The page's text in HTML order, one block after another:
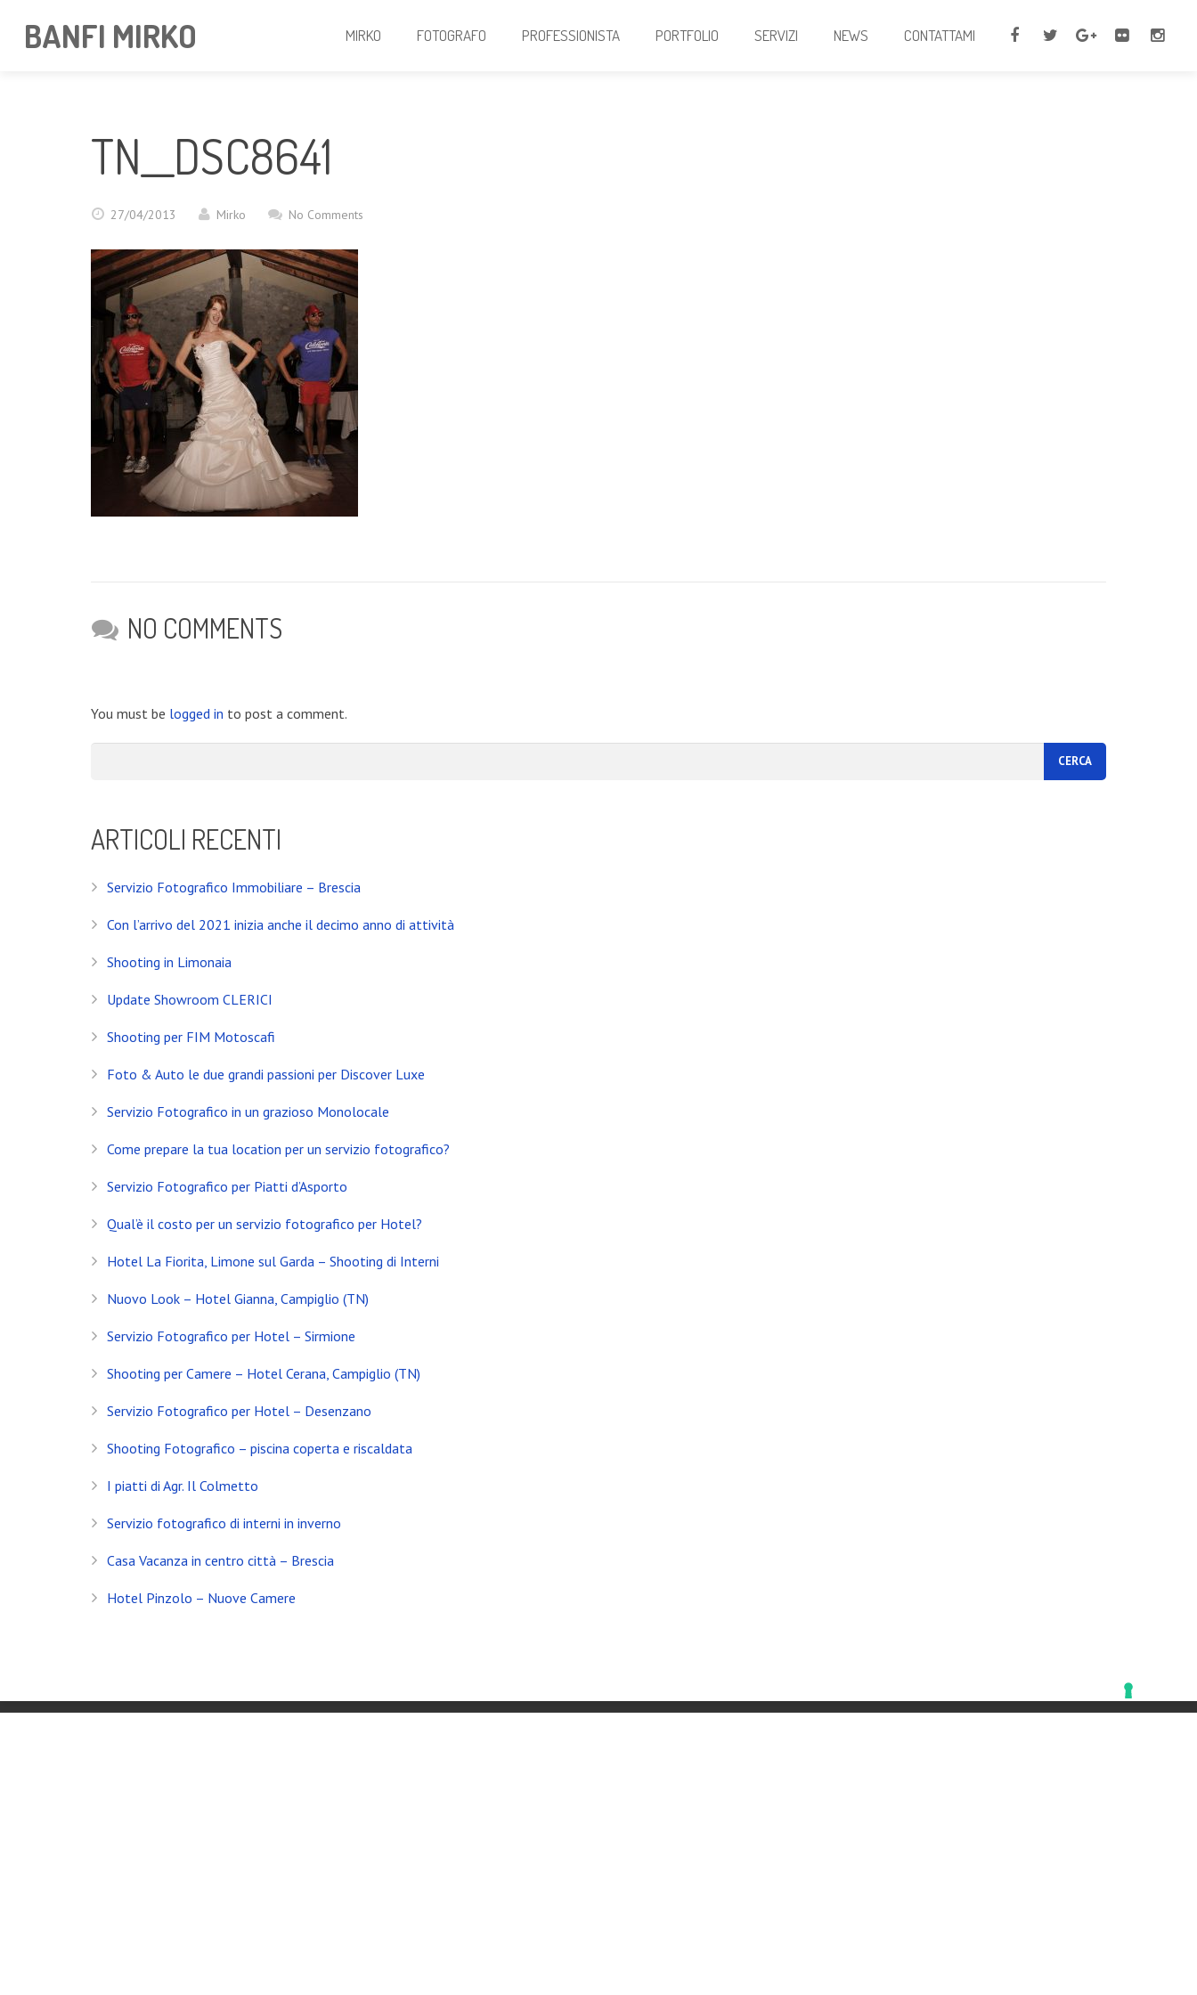
BANFI MIRKO MIRKO FOTOGRAFO PROFESSIONISTA PORTFOLIO SERVIZI NEWS CONTATTAMI
TN__DSC8641
27/04/2013 Mirko No Comments
NO COMMENTS
You must be logged in to post a comment.
ARTICOLI RECENTI
Servizio Fotografico Immobiliare – Brescia
Con l’arrivo del 2021 inizia anche il decimo anno di attività
Shooting in Limonaia
Update Showroom CLERICI
Shooting per FIM Motoscafi
Foto & Auto le due grandi passioni per Discover Luxe
Servizio Fotografico in un grazioso Monolocale
Come prepare la tua location per un servizio fotografico?
Servizio Fotografico per Piatti d’Asporto
Qual’è il costo per un servizio fotografico per Hotel?
Hotel La Fiorita, Limone sul Garda – Shooting di Interni
Nuovo Look – Hotel Gianna, Campiglio (TN)
Servizio Fotografico per Hotel – Sirmione
Shooting per Camere – Hotel Cerana, Campiglio (TN)
Servizio Fotografico per Hotel – Desenzano
Shooting Fotografico – piscina coperta e riscaldata
I piatti di Agr. Il Colmetto
Servizio fotografico di interni in inverno
Casa Vacanza in centro città – Brescia
Hotel Pinzolo – Nuove Camere
INSTAGRAM
Servizio Fotografico Immobiliare – Brescia
Con l’arrivo del 2021 inizia anche il decimo anno di attività
Shooting in Limonaia
Update Showroom CLERICI
CONTATTI
Banfi Mirko - Fotografo
Desenzano del Garda
+39 329 0131547
info@banfimirko.it